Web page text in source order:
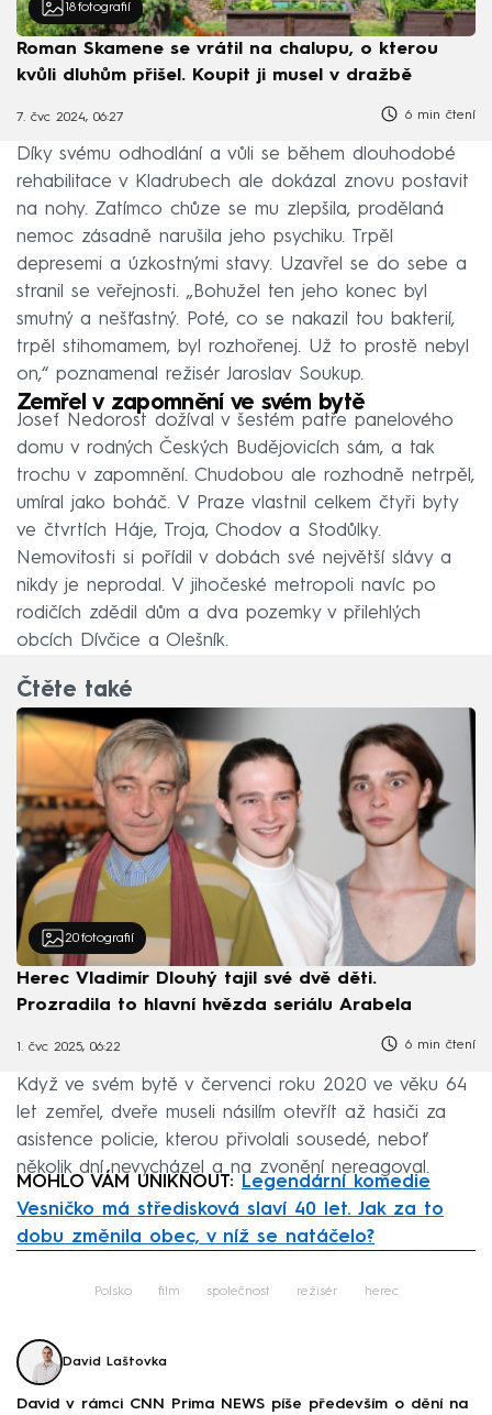
18 fotografií
Roman Skamene se vrátil na chalupu, o kterou
kvůli dluhům přišel. Koupit ji musel v dražbě
7. čvc 2024, 06:27 6 min čtení
Díky svému odhodlání a vůli se během dlouhodobé
rehabilitace v Kladrubech ale dokázal znovu postavit
na nohy. Zatímco chůze se mu zlepšila, prodělaná
nemoc zásadně narušila jeho psychiku. Trpěl
depresemi a úzkostnými stavy. Uzavřel se do sebe a
stranil se veřejnosti. „Bohužel ten jeho konec byl
smutný a nešťastný. Poté, co se nakazil tou bakterií,
trpěl stihomamem, byl rozhořenej. Už to prostě nebyl
on,“ poznamenal režisér Jaroslav Soukup.
Zemřel v zapomnění ve svém bytě
Josef Nedorost dožíval v šestém patře panelového
domu v rodných Českých Budějovicích sám, a tak
trochu v zapomnění. Chudobou ale rozhodně netrpěl,
umíral jako boháč. V Praze vlastnil celkem čtyři byty
ve čtvrtích Háje, Troja, Chodov a Stodůlky.
Nemovitosti si pořídil v dobách své největší slávy a
nikdy je neprodal. V jihočeské metropoli navíc po
rodičích zdědil dům a dva pozemky v přilehlých
obcích Dívčice a Olešník.
Čtěte také
20 fotografií
Herec Vladimír Dlouhý tajil své dvě děti.
Prozradila to hlavní hvězda seriálu Arabela
1. čvc 2025, 06:22 6 min čtení
Když ve svém bytě v červenci roku 2020 ve věku 64
let zemřel, dveře museli násilím otevřít až hasiči za
asistence policie, kterou přivolali sousedé, neboť
několik dní nevycházel a na zvonění nereagoval.
MOHLO VÁM UNIKNOUT:
Legendární komedie
Vesničko má středisková slaví 40 let. Jak za to
dobu změnila obec, v níž se natáčelo?
Polsko film společnost režisér herec
David Laštovka
David v rámci CNN Prima NEWS píše především o dění na